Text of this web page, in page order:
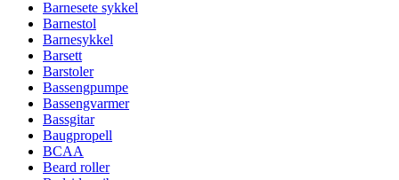
Barnesete sykkel
Barnestol
Barnesykkel
Barsett
Barstoler
Bassengpumpe
Bassengvarmer
Bassgitar
Baugpropell
BCAA
Beard roller